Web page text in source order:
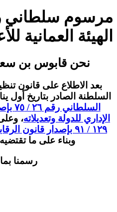
الهيئة العمانية
نحن قابوس بن
بعد الاطلاع على قانون
السلطنة الصادر بتاريخ أول يناير
الإداري للدولة وتعديلاته،
١٢٩ / ٩١ بإصدار قانون الرقابة المالية للدولة وتعديلاته
وبناء على ما
رسمنا